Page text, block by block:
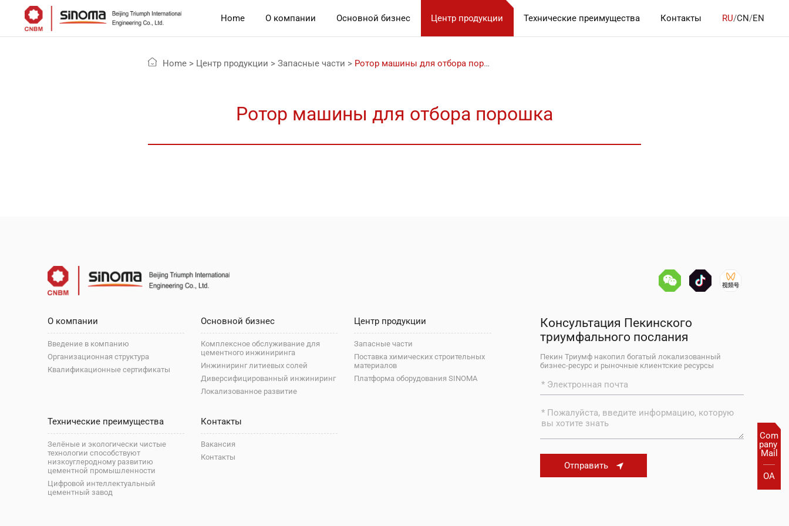
RU/CN/EN
Home О компании Основной бизнес Центр продукции Технические преимущества Контакты
Com
pany
Mail
OA
Home > Центр продукции >Запасные части > Ротор машины для отбора порошка
Ротор машины для отбора порошка
О компании
Введение в компанию
Организационная структура
Квалификационные сертификаты
Основной бизнес
Комплексное обслуживание для
цементного инжиниринга
Инжиниринг литиевых солей
Диверсифицированный инжиниринг
Локализованное развитие
Центр продукции
Запасные части
Поставка химических строительных
материалов
Платформа оборудования SINOMA
Технические преимущества
Зелёные и экологически чистые
технологии способствуют
низкоуглеродному развитию
цементной промышленности
Цифровой интеллектуальный
цементный завод
Контакты
Вакансия
Контакты
Консультация Пекинского
триумфального послания
Пекин Триумф накопил богатый локализованный
бизнес-ресурс и рыночные клиентские ресурсы
Отправить